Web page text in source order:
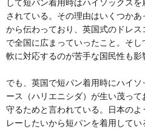
して短パン着用時はハイソックス
されている。その理由はいくつか
から伝わっており、英国式のドレス
で全国に広まっていったこと。そ
軟に対応するのが苦手な国民性も影
でも、英国で短パン着用時にハイ
ース（ハリエニシダ）が生い茂っ
守るためと言われている。日本の
レーしたいから短パンを着用して